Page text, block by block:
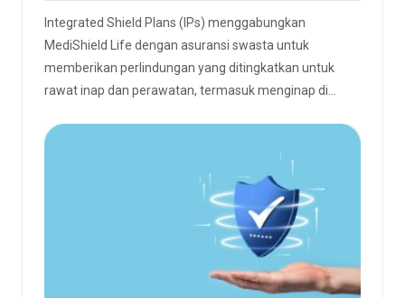
Integrated Shield Plans (IPs) menggabungkan
MediShield Life dengan asuransi swasta untuk
memberikan perlindungan yang ditingkatkan untuk
rawat inap dan perawatan, termasuk menginap di
umum.